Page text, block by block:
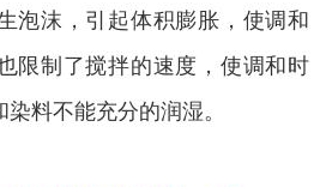
泡沫，引起体积膨胀，使调和
限制了搅拌的速度，使调和时
料不能充分的润湿。